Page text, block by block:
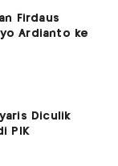
Firdaus
Ardianto ke
Diculik
PIK